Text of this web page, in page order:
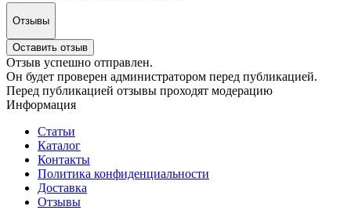
Отзывы
Оставить отзыв
Отзыв успешно отправлен.
Он будет проверен администратором перед публикацией.
Перед публикацией отзывы проходят модерацию
Информация
Статьи
Каталог
Контакты
Политика конфиденциальности
Доставка
Отзывы